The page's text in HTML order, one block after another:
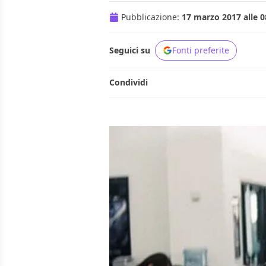
Pubblicazione: 17 marzo 2017 alle
Seguici su Fonti preferite
Condividi